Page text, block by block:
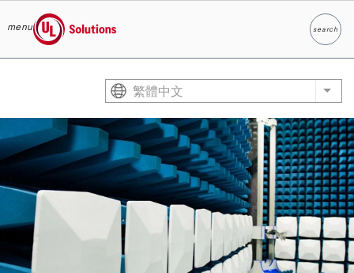
menu
UL Solutions
searchSearch
繁體中文 List